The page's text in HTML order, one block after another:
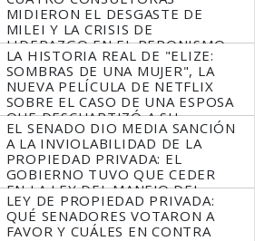
MIDIERON EL DESGASTE DE
MILEI Y LA CRISIS DE
LIDERAZGO EN EL PERONISMO
LA HISTORIA REAL DE "ELIZE:
SOMBRAS DE UNA MUJER", LA
NUEVA PELÍCULA DE NETFLIX
SOBRE EL CASO DE UNA ESPOSA
QUE DESCUARTIZÓ A SU
MARIDO
EL SENADO DIO MEDIA SANCIÓN
A LA INVIOLABILIDAD DE LA
PROPIEDAD PRIVADA: EL
GOBIERNO TUVO QUE CEDER
EN LA LEY DEL MANEJO DEL
FUEGO
LEY DE PROPIEDAD PRIVADA:
QUÉ SENADORES VOTARON A
FAVOR Y CUÁLES EN CONTRA